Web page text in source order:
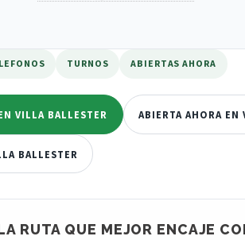
TURNOS ABIERTAS AHORA
VILLA BALLESTER ABIERTA AHORA EN
BALLESTER
RUTA QUE MEJOR ENCAJE